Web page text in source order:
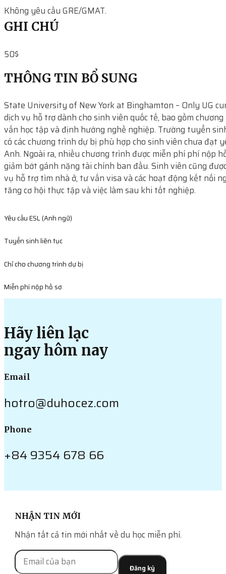
Không yêu cầu GRE/GMAT.
THÔNG TIN BỔ SUNG
State University of New York at Binghamton – Only UG
dịch vụ hỗ trợ dành cho sinh viên quốc tế, bao gồm
vấn học tập và định hướng nghề nghiệp. Trường tuyển
có các chương trình dự bị phù hợp cho sinh viên chưa đạt
Anh. Ngoài ra, nhiều chương trình được miễn phí phí nộp
giảm bớt gánh nặng tài chính ban đầu. Sinh viên cũng
vụ hỗ trợ tìm nhà ở, tư vấn visa và các hoạt động kết nối
tăng cơ hội thực tập và việc làm sau khi tốt nghiệp.
Yêu cầu ESL (Anh ngữ)
Tuyển sinh liên tục
Chỉ cho chương trình dự bị
Miễn phí nộp hồ sơ
GHI CHÚ
50$
Hãy liên lạc
ngay hôm nay
Email
hotro@duhocez.com
Phone
+84 9354 678 66
NHẬN TIN MỚI
Nhận tất cả tin mới nhất về du học miễn phí.
Đăng ký